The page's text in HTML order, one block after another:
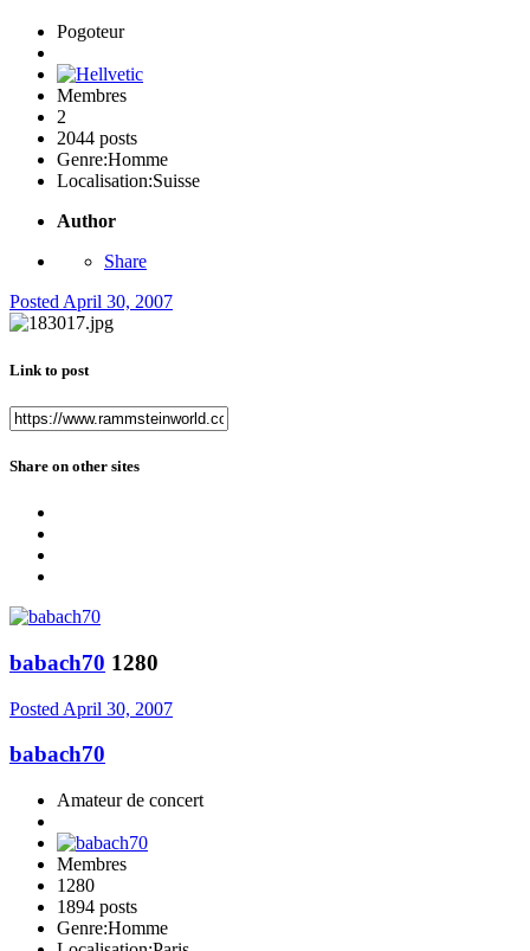
Pogoteur
Membres
2
2044 posts
Genre:Homme
Localisation:Suisse
Author
Share
PostedApril 30, 2007
Link to post
Share on other sites
babach70 1280
Posted April 30, 2007
babach70
Amateur de concert
Membres
1280
1894 posts
Genre:Homme